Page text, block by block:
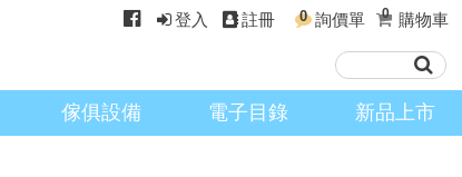
登入 註冊 0 詢價單 0 購物車
傢俱設備 電子目錄 新品上市